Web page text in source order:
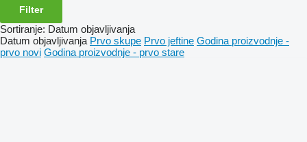
Filter
Sortiranje: Datum objavljivanja
Datum objavljivanja Prvo skupe Prvo jeftine Godina proizvodnje -
prvo novi Godina proizvodnje - prvo stare